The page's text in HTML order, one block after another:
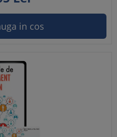
in cos